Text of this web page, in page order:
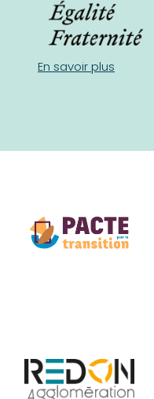
En savoir plus